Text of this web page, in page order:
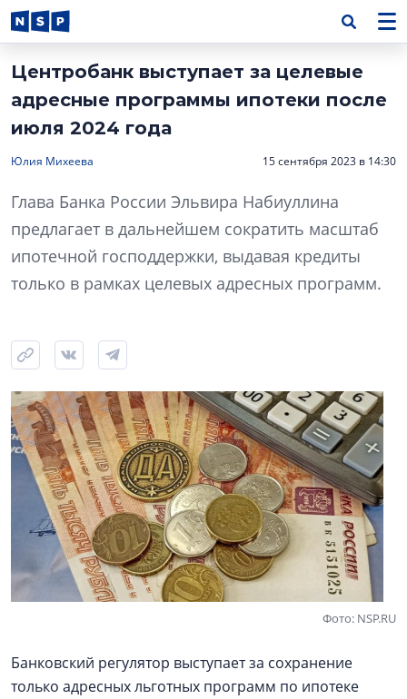
Центробанк выступает за целевые
адресные программы ипотеки после
июля 2024 года
Юлия Михеева 15 сентября 2023 в 14:30
Глава Банка России Эльвира Набиуллина
предлагает в дальнейшем сократить масштаб
ипотечной господдержки, выдавая кредиты
только в рамках целевых адресных программ.
Фото: NSP.RU
Банковский регулятор выступает за сохранение
только адресных льготных программ по ипотеке